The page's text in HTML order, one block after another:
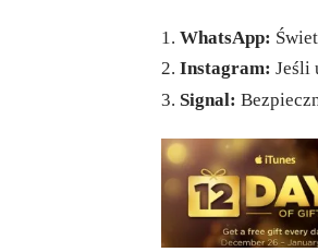
WhatsApp:
Instagram: Jeśli
Signal: